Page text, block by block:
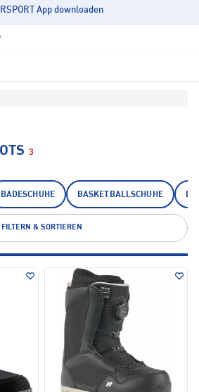
App downloaden
3
BADESCHUHE BASKETBALLSCHUHE
FILTERN & SORTIEREN